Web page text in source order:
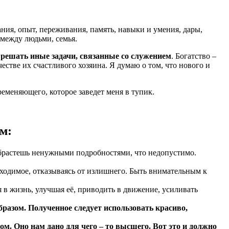
опыт, переживания, память, навыки и умения, дары,
людьми, семья.
иные задачи, связанные со служением. Богатство –
их счастливого хозяина. Я думаю о том, что нового и
которое заведет меня в тупик.
ненужными подробностями, что недопустимо.
отказываясь от излишнего. Быть внимательным к
жизнь, улучшая её, приводить в движение, усиливать
Полученное следует использовать красиво,
Оно нам дано для чего – то высшего. Вот это и должно